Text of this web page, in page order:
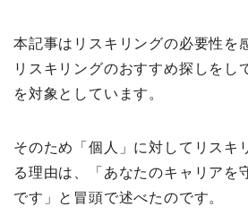
本記事はリスキリングの必要性を
リスキリングのおすすめ探しをし
を対象としています。
そのため「個人」に対してリスキ
る理由は、「あなたのキャリアを
です」と冒頭で述べたのです。